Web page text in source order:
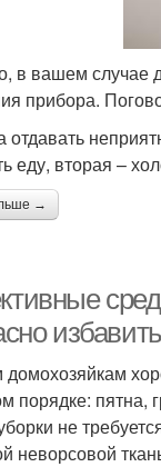
в вашем случае
прибора.
отдавать
еду, вторая –
→
порядке: пятна,
не
неворсовой